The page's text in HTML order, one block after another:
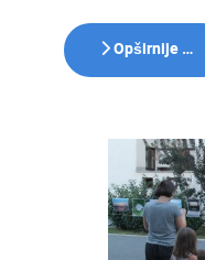
Opširnije …